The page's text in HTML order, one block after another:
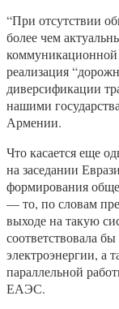
“При отсутствии
более чем
коммуникационной
реализация
диверсификации
нашими
Армении.
Что касается еще
на заседании
формирования
— то, по словам
выходе на такую
соответствовала
электроэнергии, а
параллельной
ЕАЭС.